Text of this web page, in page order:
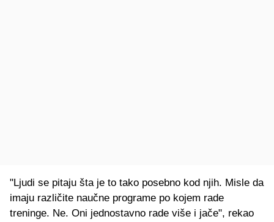
"Ljudi se pitaju šta je to tako posebno kod njih. Misle da
imaju različite naučne programe po kojem rade
treninge. Ne. Oni jednostavno rade više i jače", rekao